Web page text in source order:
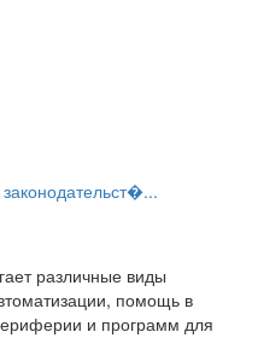
различные виды
помощь в
и программ для